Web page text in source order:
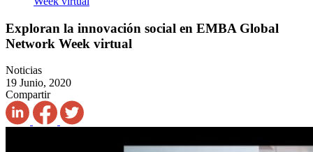
Exploran la innovación social en EMBA Global
Network Week virtual
Noticias
19 Junio, 2020
Compartir